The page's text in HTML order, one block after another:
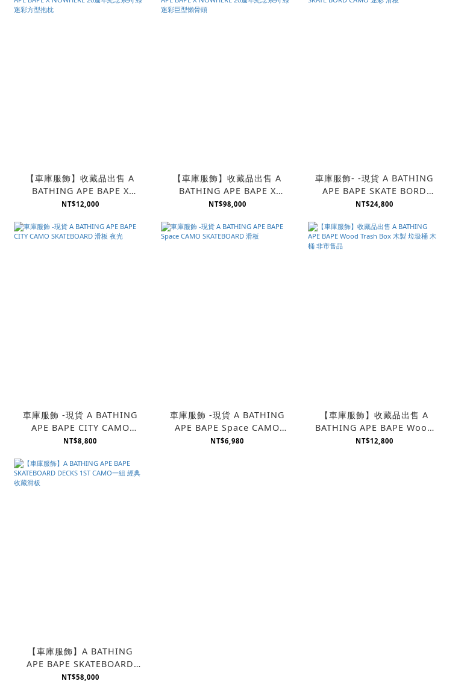
【車庫服飾】收藏品出售 A
BATHING APE BAPE X
NOWHERE 20週年紀念系列
NT$12,000
【車庫服飾】收藏品出售 A
BATHING APE BAPE X
NOWHERE 20週年紀念系列
NT$98,000
車庫服飾- -現貨 A BATHING
APE BAPE SKATE BORD
CAMO 迷彩 滑板
NT$24,800
車庫服飾 -現貨 A BATHING
APE BAPE CITY CAMO
SKATEBOARD 滑板 夜光
NT$8,800
車庫服飾 -現貨 A BATHING
APE BAPE Space CAMO
SKATEBOARD 滑板
NT$6,980
【車庫服飾】收藏品出售 A
BATHING APE BAPE Wood
Trash Box 木製 垃圾桶 木桶
NT$12,800
【車庫服飾】A BATHING
APE BAPE SKATEBOARD
DECKS 1ST CAMO一組 經典
NT$58,000